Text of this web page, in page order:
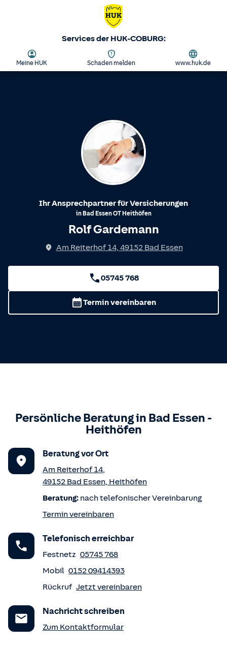
Services der HUK-COBURG:
Meine HUK Schaden melden www.huk.de
Ihr Ansprechpartner für Versicherungen
in Bad EssenOT Heithöfen
Rolf Gardemann
Am Reiterhof 14, 49152 Bad Essen
05745 768
Termin vereinbaren
Persönliche Beratung in Bad Essen -
Heithöfen
Beratung vor Ort
Am Reiterhof 14,
49152 Bad Essen, Heithöfen
Beratung: nach telefonischer Vereinbarung
Termin vereinbaren
Telefonisch erreichbar
Festnetz 05745 768
Mobil 0152 09414393
Rückruf Jetzt vereinbaren
Nachricht schreiben
Zum Kontaktformular